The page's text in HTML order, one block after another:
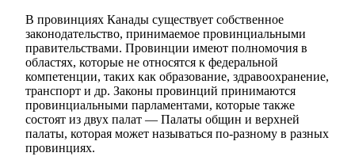
В провинциях Канады существует собственное
законодательство, принимаемое провинциальными
правительствами. Провинции имеют полномочия в
областях, которые не относятся к федеральной
компетенции, таких как образование, здравоохранение,
транспорт и др. Законы провинций принимаются
провинциальными парламентами, которые также
состоят из двух палат — Палаты общин и верхней
палаты, которая может называться по-разному в разных
провинциях.